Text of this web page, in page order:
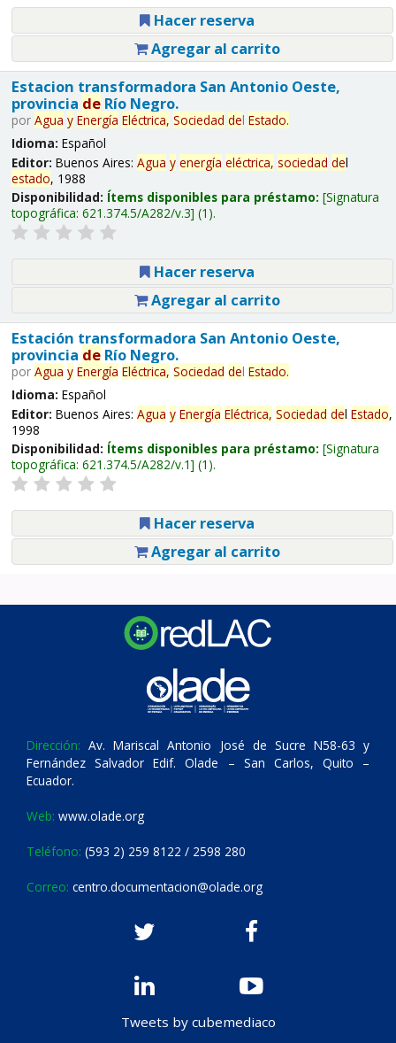
Hacer reserva
Agregar al carrito
Estacion transformadora San Antonio Oeste,
provincia deRío Negro.
por Agua y Energía Eléctrica, Sociedad del Estado.
Idioma: Español
Editor: Buenos Aires: Agua y energía eléctrica, sociedad del
estado, 1988
Disponibilidad: Ítems disponibles para préstamo: Signatura
topográfica: 621.374.5/A282/v.3 (1).
Hacer reserva
Agregar al carrito
Estación transformadora San Antonio Oeste,
provincia deRío Negro.
por Agua y Energía Eléctrica, Sociedad del Estado.
Idioma: Español
Editor: Buenos Aires: Agua y Energía Eléctrica, Sociedad del Estado,
1998
Disponibilidad: Ítems disponibles para préstamo: Signatura
topográfica: 621.374.5/A282/v.1 (1).
Hacer reserva
Agregar al carrito
Dirección: Av. Mariscal Antonio José de Sucre N58-63 y
Fernández Salvador Edif. Olade – San Carlos, Quito –
Ecuador.
Web: www.olade.org
Teléfono: (593 2) 259 8122 / 2598 280
Correo: centro.documentacion@olade.org
Tweets by cubemediaco